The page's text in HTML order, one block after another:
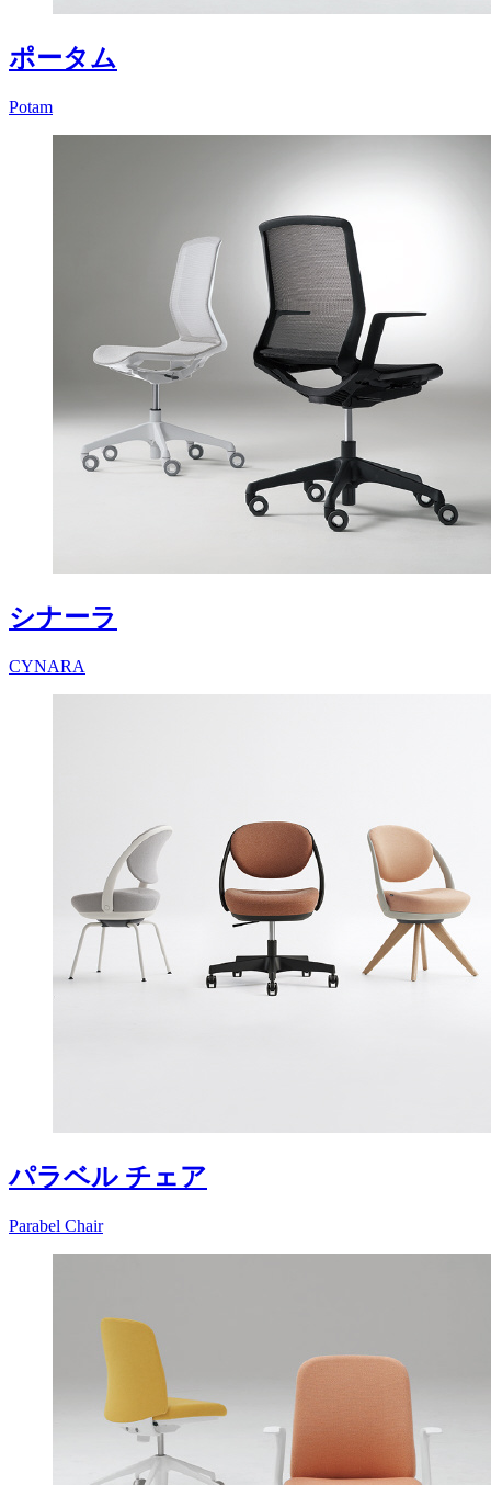
ポータム
Potam
シナーラ
CYNARA
パラベル チェア
Parabel Chair